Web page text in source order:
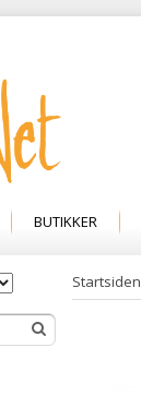
BUTIKKER
Startsiden